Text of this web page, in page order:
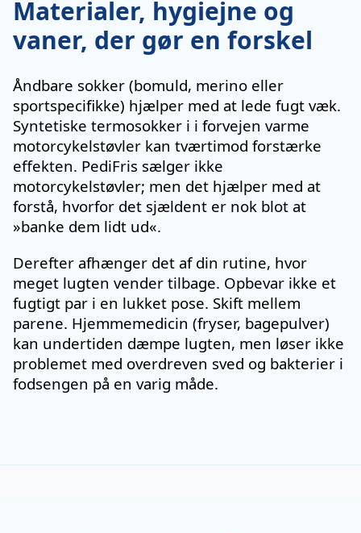
Materialer, hygiejne og
vaner, der gør en forskel
Åndbare sokker (bomuld, merino eller
sportspecifikke) hjælper med at lede fugt væk.
Syntetiske termosokker i i forvejen varme
motorcykelstøvler kan tværtimod forstærke
effekten. PediFris sælger ikke
motorcykelstøvler; men det hjælper med at
forstå, hvorfor det sjældent er nok blot at
»banke dem lidt ud«.
Derefter afhænger det af din rutine, hvor
meget lugten vender tilbage. Opbevar ikke et
fugtigt par i en lukket pose. Skift mellem
parene. Hjemmemedicin (fryser, bagepulver)
kan undertiden dæmpe lugten, men løser ikke
problemet med overdreven sved og bakterier i
fodsengen på en varig måde.